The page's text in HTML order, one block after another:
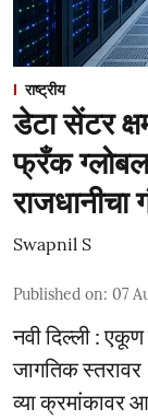
राष्ट्रीय
डेटा सेंटर
फ्रँक
राजधानीचा
Swapnil S
Published on: 07
नवी दिल्ली : एकूण
जागतिक
व्या क्रमांकावर